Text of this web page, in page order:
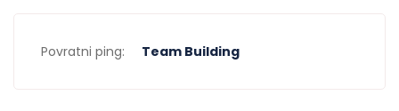
Povratni ping: Team Building